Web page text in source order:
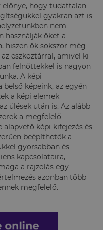
hogy tudattalan
gyakran azt is
nem
használják őket a
hiszen ők sokszor még
eszköztárral, amivel ki
felnőttekkel is nagyon
A képi
képeink, az egyén
a képi elemek
ülések után is. Az alább
a megfelelő
képi kifejezés és
beépíthetők a
gyorsabban és
kapcsolataira,
a rajzolás egy
azonban több
megfelelő.